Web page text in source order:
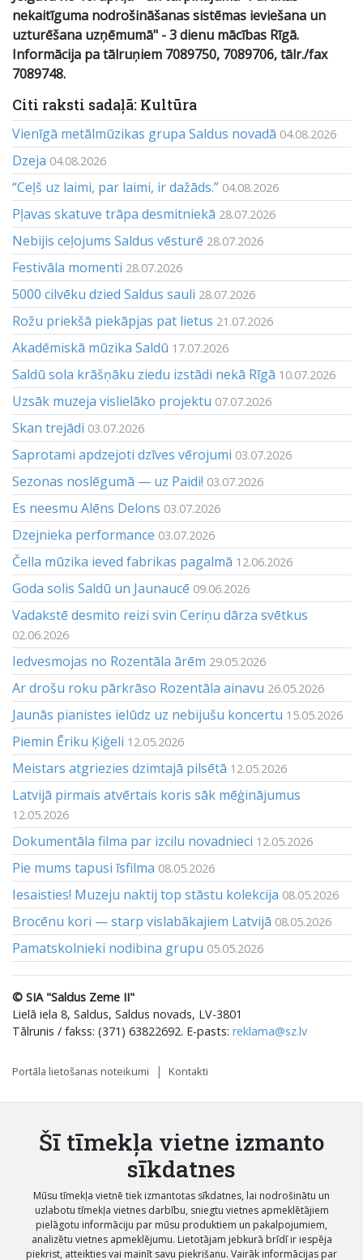
nekaitīguma nodrošināšanas sistēmas ieviešana un
uzturēšana uzņēmumā" - 3 dienu mācības Rīgā.
Informācija pa tālruņiem 7089750, 7089706, tālr./fax
7089748.
Citi raksti sadaļā: Kultūra
Vienīgā metālmūzikas grupa Saldus novadā 04.08.2026
Dzeja 04.08.2026
“Ceļš uz laimi, par laimi, ir dažāds.” 04.08.2026
Pļavas skatuve trāpa desmitniekā 28.07.2026
Nebijis ceļojums Saldus vēsturē 28.07.2026
Festivāla momenti 28.07.2026
5000 cilvēku dzied Saldus sauli 28.07.2026
Rožu priekšā piekāpjas pat lietus 21.07.2026
Akadēmiskā mūzika Saldū 17.07.2026
Saldū sola krāšņāku ziedu izstādi nekā Rīgā 10.07.2026
Uzsāk muzeja vislielāko projektu 07.07.2026
Skan trejādi 03.07.2026
Saprotami apdzejoti dzīves vērojumi 03.07.2026
Sezonas noslēgumā — uz Paidi! 03.07.2026
Es neesmu Alēns Delons 03.07.2026
Dzejnieka performance 03.07.2026
Čella mūzika ieved fabrikas pagalmā 12.06.2026
Goda solis Saldū un Jaunaucē 09.06.2026
Vadakstē desmito reizi svin Ceriņu dārza svētkus
02.06.2026
Iedvesmojas no Rozentāla ārēm 29.05.2026
Ar drošu roku pārkrāso Rozentāla ainavu 26.05.2026
Jaunās pianistes ielūdz uz nebijušu koncertu 15.05.2026
Piemin Ēriku Ķiģeli 12.05.2026
Meistars atgriezies dzimtajā pilsētā 12.05.2026
Latvijā pirmais atvērtais koris sāk mēģinājumus
12.05.2026
Dokumentāla filma par izcilu novadnieci 12.05.2026
Pie mums tapusi īsfilma 08.05.2026
Iesaisties! Muzeju naktij top stāstu kolekcija 08.05.2026
Brocēnu kori — starp vislabākajiem Latvijā 08.05.2026
Pamatskolnieki nodibina grupu 05.05.2026
© SIA "Saldus Zeme II"
Lielā iela 8, Saldus, Saldus novads, LV-3801
Tālrunis / fakss: (371) 63822692. E-pasts: reklama@sz.lv
Portāla lietošanas noteikumi Kontakti
Šī tīmekļa vietne izmanto
sīkdatnes
Mūsu tīmekļa vietnē tiek izmantotas sīkdatnes, lai nodrošinātu un
uzlabotu tīmekļa vietnes darbību, sniegtu vietnes apmeklētājiem
pielāgotu informāciju par mūsu produktiem un pakalpojumiem,
analizētu vietnes apmeklējumu. Lietotājam jebkurā brīdī ir iespēja
piekrist, atteikties vai mainīt savu piekrišanu. Vairāk informācijas par